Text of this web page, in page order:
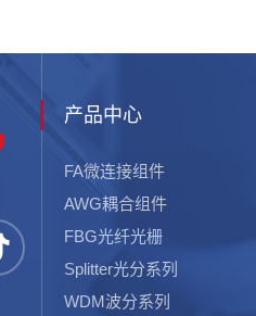
产品中心
FA微连接组件
AWG耦合组件
FBG光纤光栅
Splitter光分系列
WDM波分系列